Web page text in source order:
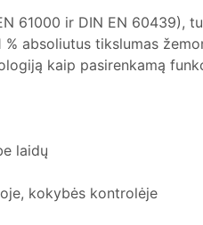
61000 ir DIN EN 60439),
absoliutus tikslumas
kaip pasirenkamą
laidų
kokybės kontrolėje